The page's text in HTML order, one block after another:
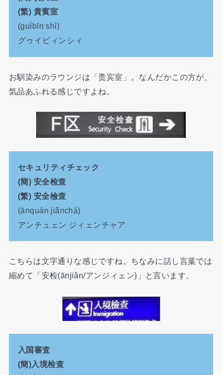
(繁) 貴賓室
(guìbīn shì)
グゥイビィンシィ
お馴染みのラウンジは「贵宾室」。なんだかこの方が、
気品あふれる感じですよね。
セキュリティチェック
(簡) 安全检查
(繁) 安全檢查
(ānquán jiǎnchá)
アンチュェン ジィェンチャア
こちらは文字通りな感じですね。ちなみに話し言葉では
縮めて「安检(ānjiǎn/アンジィェン)」と言います。
入国審査
(簡)入境检查